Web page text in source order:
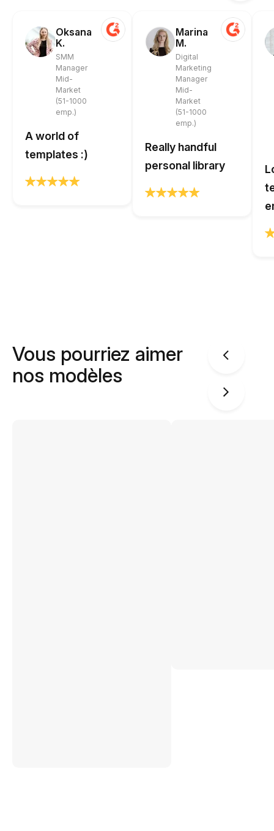
Oksana
K.
SMM
Manager
Mid-
Market
(51-1000
emp.)
A world of
templates :)
Marina
M.
Digital
Marketing
Manager
Mid-
Market
(51-1000
emp.)
Really handful
personal library
Vous pourriez aimer
nos modèles